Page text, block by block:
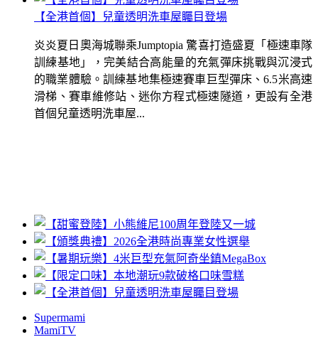
【全港首個】兒童透明洗車屋矚目登場
炎炎夏日奧海城聯乘Jumptopia 驚喜打造盛夏「極速車隊
訓練基地」，完美結合高能量的充氣彈床挑戰與沉浸式
的職業體驗。訓練基地集極速賽車巨型彈床、6.5米高速
滑梯、賽車維修站、迷你方程式極速隧道，更設有全港
首個兒童透明洗車屋...
Supermami
MamiTV